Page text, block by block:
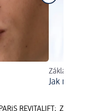
Základní péče
Jak na to?
REVITALIFT; Značka: